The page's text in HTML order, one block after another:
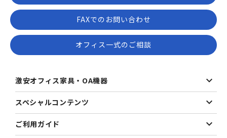
FAXでのお問い合わせ
オフィス一式のご相談
激安オフィス家具・OA機器
スペシャルコンテンツ
ご利用ガイド